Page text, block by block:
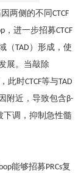
两侧的不同CTCF
，进一步招募CTCF
（TAD）形成，使
展。当敲除
此时CTCF等与TAD
附近，导致包含β-
下调，抑制急性髓
能够招募PRCs复